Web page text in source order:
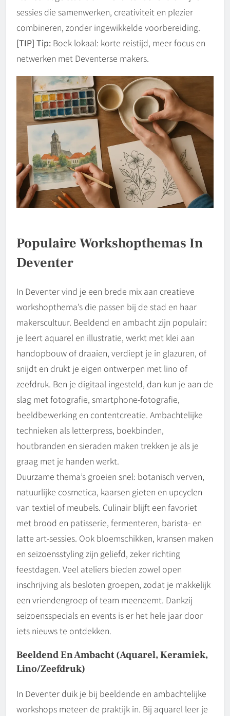
sessies die samenwerken, creativiteit en plezier
combineren, zonder ingewikkelde voorbereiding.
[TIP] Tip: Boek lokaal: korte reistijd, meer focus en
netwerken met Deventerse makers.
Populaire Workshopthemas In
Deventer
In Deventer vind je een brede mix aan creatieve
workshopthema’s die passen bij de stad en haar
makerscultuur. Beeldend en ambacht zijn populair:
je leert aquarel en illustratie, werkt met klei aan
handopbouw of draaien, verdiept je in glazuren, of
snijdt en drukt je eigen ontwerpen met lino of
zeefdruk. Ben je digitaal ingesteld, dan kun je aan de
slag met fotografie, smartphone-fotografie,
beeldbewerking en contentcreatie. Ambachtelijke
technieken als letterpress, boekbinden,
houtbranden en sieraden maken trekken je als je
graag met je handen werkt.
Duurzame thema’s groeien snel: botanisch verven,
natuurlijke cosmetica, kaarsen gieten en upcyclen
van textiel of meubels. Culinair blijft een favoriet
met brood en patisserie, fermenteren, barista- en
latte art-sessies. Ook bloemschikken, kransen maken
en seizoensstyling zijn geliefd, zeker richting
feestdagen. Veel ateliers bieden zowel open
inschrijving als besloten groepen, zodat je makkelijk
een vriendengroep of team meeneemt. Dankzij
seizoensspecials en events is er het hele jaar door
iets nieuws te ontdekken.
Beeldend En Ambacht (aquarel, Keramiek,
Lino/zeefdruk)
In Deventer duik je bij beeldende en ambachtelijke
workshops meteen de praktijk in. Bij aquarel leer je